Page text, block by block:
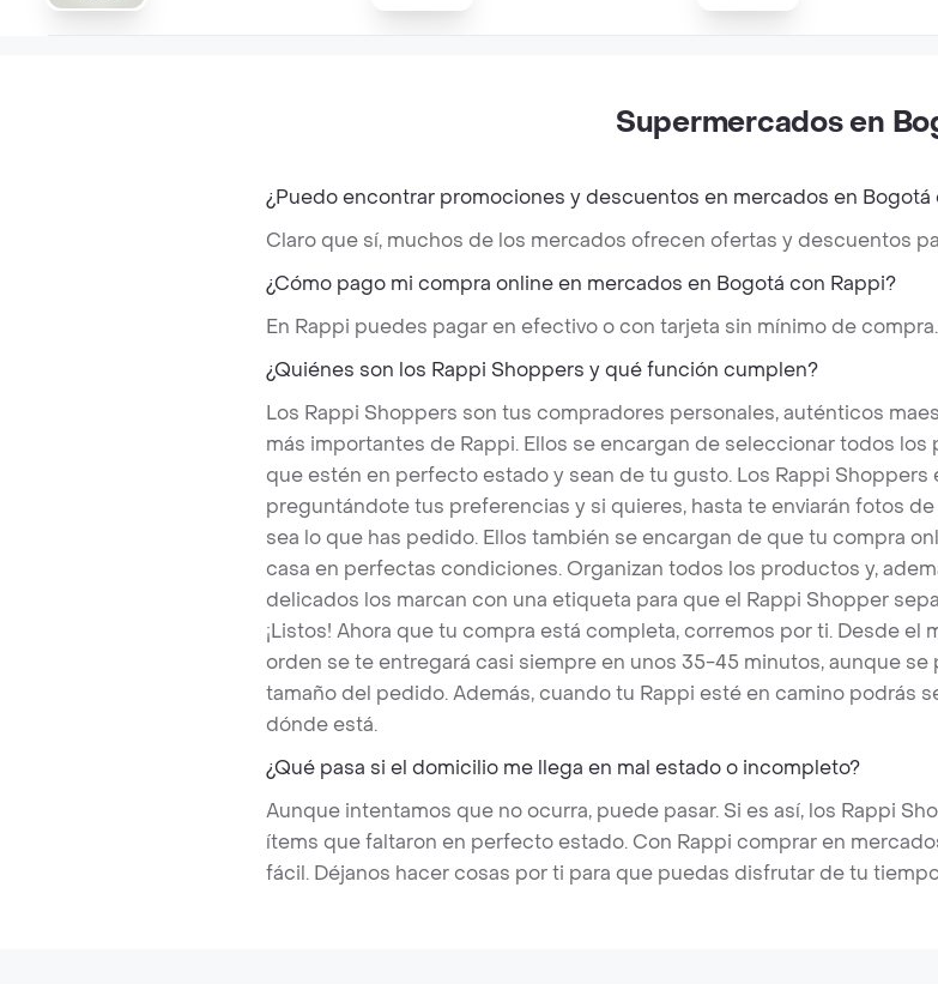
Supermercados en
¿Puedo encontrar promociones y descuentos en mercados en Bogotá
Claro que sí, muchos de los mercados ofrecen ofertas y descuentos
¿Cómo pago mi compra online en mercados en Bogotá con Rappi?
En Rappi puedes pagar en efectivo o con tarjeta sin mínimo de compra.
¿Quiénes son los Rappi Shoppers y qué función cumplen?
Los Rappi Shoppers son tus compradores personales, auténticos
más importantes de Rappi. Ellos se encargan de seleccionar todos
que estén en perfecto estado y sean de tu gusto. Los Rappi
preguntándote tus preferencias y si quieres, hasta te enviarán fotos
sea lo que has pedido. Ellos también se encargan de que tu compra
casa en perfectas condiciones. Organizan todos los productos y,
delicados los marcan con una etiqueta para que el Rappi Shopper
¡Listos! Ahora que tu compra está completa, corremos por ti. Desde
orden se te entregará casi siempre en unos 35-45 minutos, aunque
tamaño del pedido. Además, cuando tu Rappi esté en camino podrás
dónde está.
¿Qué pasa si el domicilio me llega en mal estado o incompleto?
Aunque intentamos que no ocurra, puede pasar. Si es así, los Rappi
ítems que faltaron en perfecto estado. Con Rappi comprar en
fácil. Déjanos hacer cosas por ti para que puedas disfrutar de tu